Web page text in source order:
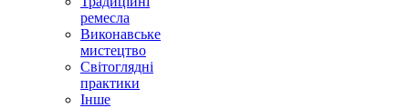
ремесла
Виконавське
мистецтво
Світоглядні
практики
Інше